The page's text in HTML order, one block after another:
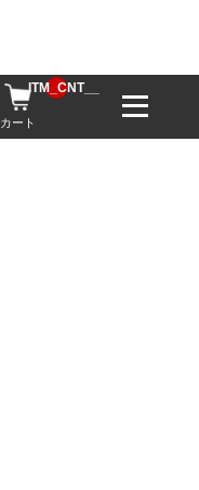
カート
__ITM_CNT__